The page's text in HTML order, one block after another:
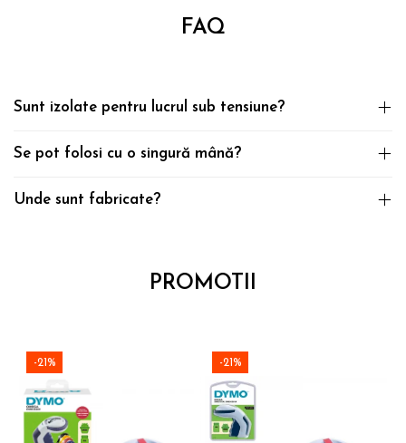
FAQ
Sunt izolate pentru lucrul sub tensiune?
Se pot folosi cu o singură mână?
Unde sunt fabricate?
PROMOTII
-21% -21%